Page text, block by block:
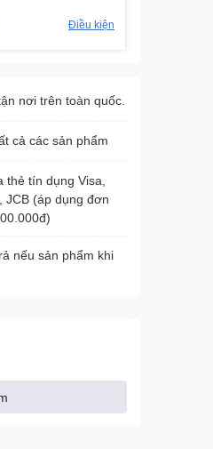
Điều kiện
nơi trên toàn quốc.
cả các sản phẩm
thẻ tín dụng Visa,
JCB (áp dụng đơn
nếu sản phẩm khi